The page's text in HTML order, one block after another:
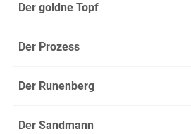
Der goldne Topf
Der Prozess
Der Runenberg
Der Sandmann